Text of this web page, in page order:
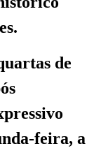
de
feira, a